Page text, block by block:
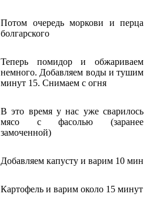
Потом очередь моркови и перца
болгарского
Теперь помидор и обжариваем
немного. Добавляем воды и тушим
минут 15. Снимаем с огня
В это время у нас уже сварилось
мясо с фасолью (заранее
замоченной)
Добавляем капусту и варим 10 мин
Картофель и варим около 15 минут